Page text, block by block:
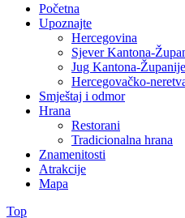
Početna
Upoznajte
Hercegovina
Sjever Kantona-
Jug Kantona-Županije
Hercegovačko-
Smještaj i odmor
Hrana
Restorani
Tradicionalna hrana
Znamenitosti
Atrakcije
Mapa
Top